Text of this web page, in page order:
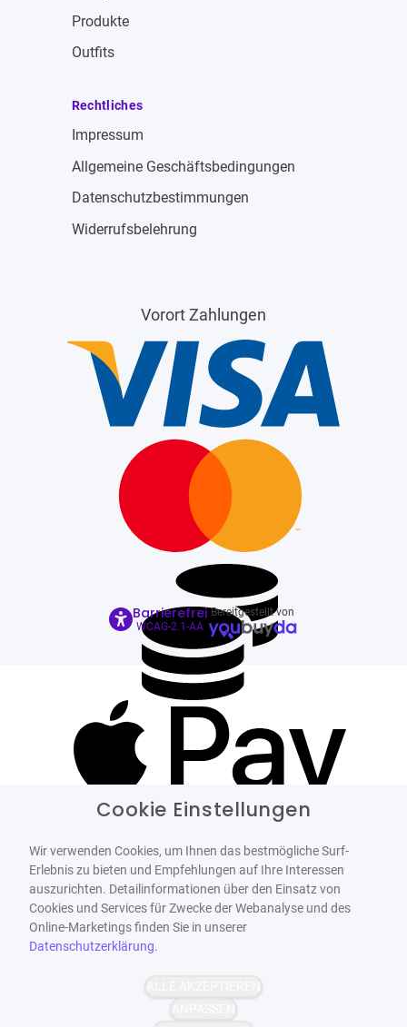
Produkte
Outfits
Rechtliches
Impressum
Allgemeine Geschäftsbedingungen
Datenschutzbestimmungen
Widerrufsbelehrung
Vorort Zahlungen
Barrierefrei
WCAG-2.1-AA
Bereitgestellt von
Cookie Einstellungen
Wir verwenden Cookies, um Ihnen das bestmögliche Surf-
Erlebnis zu bieten und Empfehlungen auf Ihre Interessen
auszurichten. Detailinformationen über den Einsatz von
Cookies und Services für Zwecke der Webanalyse und des
Online-Marketings finden Sie in unserer
Datenschutzerklärung.
ALLE AKZEPTIEREN
ANPASSEN